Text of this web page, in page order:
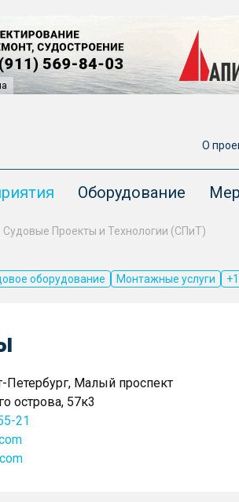
О
Оборудование
Судовые Проекты и Технологии (СПиТ)
оборудование Монтажные услуги
Петербург, Малый проспект
острова, 57к3
21